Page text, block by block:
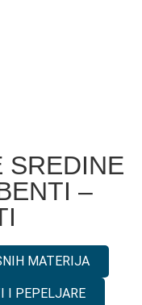
SREDINE
–
MATERIJA
I PEPELJARE